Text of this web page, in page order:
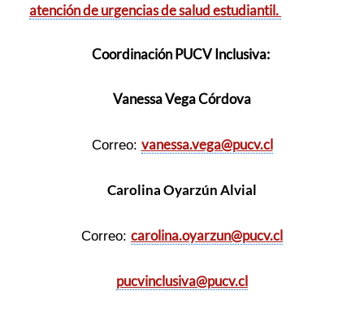
atención de urgencias de salud estudiantil.
Coordinación PUCV Inclusiva:
Vanessa Vega Córdova
Correo: vanessa.vega@pucv.cl
Carolina Oyarzún Alvial
Correo: carolina.oyarzun@pucv.cl
pucvinclusiva@pucv.cl